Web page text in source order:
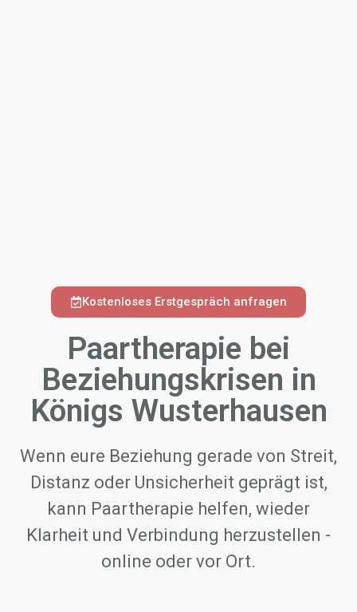
Kostenloses Erstgespräch anfragen
Paartherapie bei
Beziehungskrisen in
Königs Wusterhausen
Wenn eure Beziehung gerade von Streit,
Distanz oder Unsicherheit geprägt ist,
kann Paartherapie helfen, wieder
Klarheit und Verbindung herzustellen -
online oder vor Ort.